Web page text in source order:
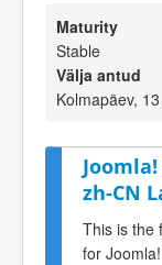
Maturity
Stable
Välja antud
Kolmapäev,
zh-CN
This is the
for